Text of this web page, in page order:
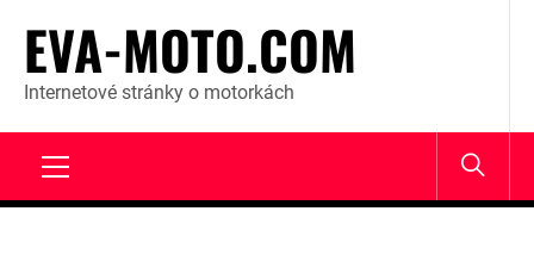
content
EVA-MOTO.COM
Internetové stránky o motorkách